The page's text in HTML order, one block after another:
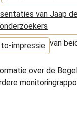
van Jaap
impressie van
over de